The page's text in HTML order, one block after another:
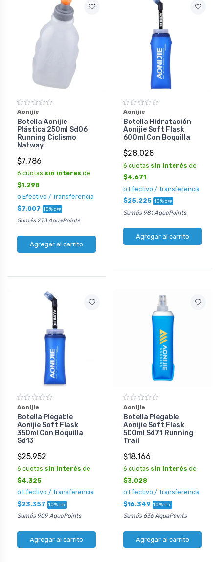
Aonijie
Botella Aonijie
Plástica 250ml Sd06
Running Ciclismo
Natway
$7.786
6 cuotas sin interés de
$1.298
ó Efectivo / Transferencia
$7.007 10% OFF
Sumás 273 AquaPoints
Agregar al carrito
Aonijie
Botella Hidratación
Aonijie Soft Flask
600ml Con Boquilla
$28.028
6 cuotas sin interés de
$4.671
ó Efectivo / Transferencia
$25.225 10% OFF
Sumás 981 AquaPoints
Agregar al carrito
Aonijie
Botella Plegable
Aonijie Soft Flask
350ml Con Boquilla
Sd13
$25.952
6 cuotas sin interés de
$4.325
ó Efectivo / Transferencia
$23.357 10% OFF
Sumás 909 AquaPoints
Agregar al carrito
Aonijie
Botella Plegable
Aonijie Soft Flask
500ml Sd71 Running
Trail
$18.166
6 cuotas sin interés de
$3.028
ó Efectivo / Transferencia
$16.349 10% OFF
Sumás 636 AquaPoints
Agregar al carrito